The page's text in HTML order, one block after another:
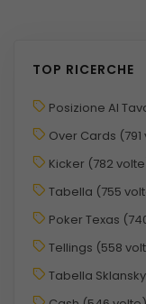
TOP RICERCHE
Posizione Al
Over Cards
Kicker (782
Tabella (755
Poker Texas
Tellings (558
Tabella